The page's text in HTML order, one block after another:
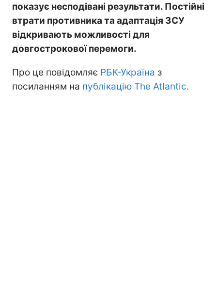
показує несподівані результати. Постійні
втрати противника та адаптація ЗСУ
відкривають можливості для
довгострокової перемоги.
Про це повідомляє РБК-Україна з
посиланням на публікацію The Atlantic.